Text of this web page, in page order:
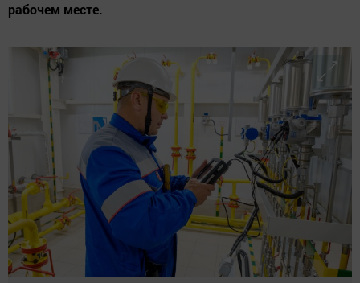
рабочем месте.